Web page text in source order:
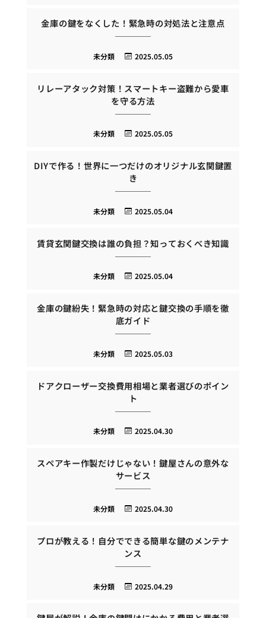
金庫の鍵をなくした！緊急時の対処法と注意点
2025.05.05
未分類
リレーアタック対策！スマートキー盗難から愛車
を守る方法
2025.05.05
未分類
DIYで作る！世界に一つだけのオリジナル玄関鍵置
き
2025.05.04
未分類
賃貸玄関鍵交換は誰の負担？知っておくべき知識
2025.05.04
未分類
金庫の鍵紛失！緊急時の対応と鍵交換の手順を徹
底ガイド
2025.05.03
未分類
ドアクローザー交換費用相場と業者選びのポイン
ト
2025.04.30
未分類
スペアキー作製だけじゃない！鍵屋さんの意外な
サービス
2025.04.30
未分類
プロが教える！自分でできる簡単な鍵のメンテナ
ンス
2025.04.29
未分類